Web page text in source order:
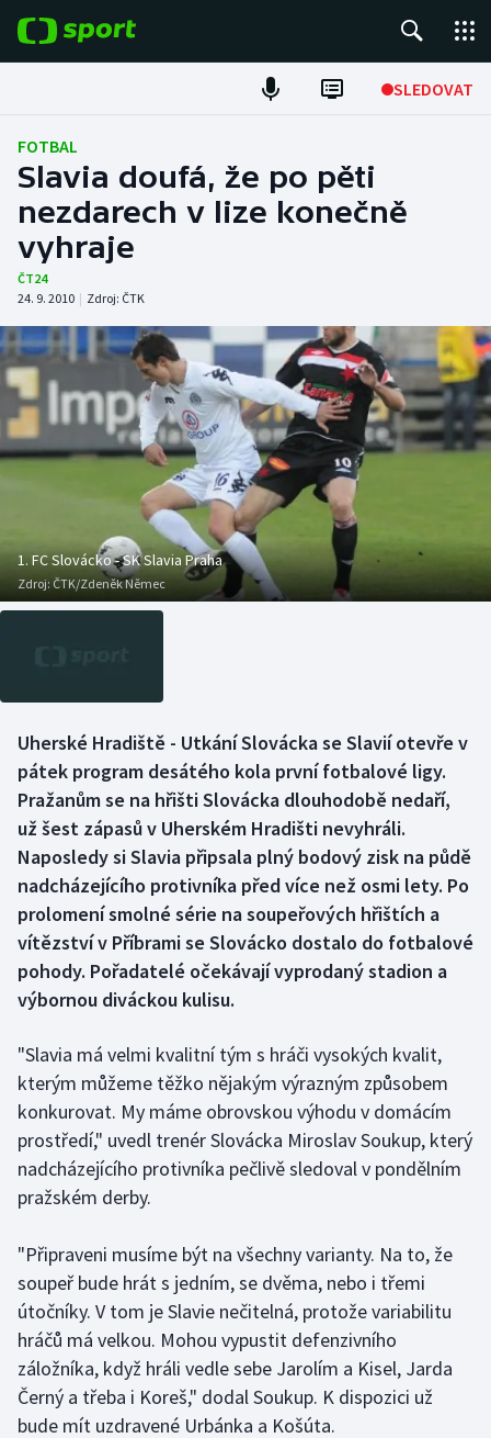
SLEDOVAT
Fotbal
Hokej
Tenis
Atletika
Cyklistika
DALŠÍ SPORTY
Americký fotbal
Baseball a softbal
Basketbal
Biatlon
Curling
Dostihy
Florbal
Futsal
Golf
Házená
Jezdectví
Judo
Krasobruslení
Lezení
Lyže a snowboard
Moderní pětiboj
NEPŘEHLÉDNĚTE
Historické návraty
Aplikace ČT sport
FOTBAL
Slavia doufá, že po pěti
nezdarech v lize konečně
vyhraje
ČT24
24. 9. 2010 | Zdroj: ČTK
1. FC Slovácko - SK Slavia Praha
Zdroj: ČTK/Zdeněk Němec
Uherské Hradiště - Utkání Slovácka se Slavií otevře v
pátek program desátého kola první fotbalové ligy.
Pražanům se na hřišti Slovácka dlouhodobě nedaří,
už šest zápasů v Uherském Hradišti nevyhráli.
Naposledy si Slavia připsala plný bodový zisk na půdě
nadcházejícího protivníka před více než osmi lety. Po
prolomení smolné série na soupeřových hřištích a
vítězství v Příbrami se Slovácko dostalo do fotbalové
pohody. Pořadatelé očekávají vyprodaný stadion a
výbornou diváckou kulisu.
"Slavia má velmi kvalitní tým s hráči vysokých kvalit,
kterým můžeme těžko nějakým výrazným způsobem
konkurovat. My máme obrovskou výhodu v domácím
prostředí," uvedl trenér Slovácka Miroslav Soukup, který
nadcházejícího protivníka pečlivě sledoval v pondělním
pražském derby.
"Připraveni musíme být na všechny varianty. Na to, že
soupeř bude hrát s jedním, se dvěma, nebo i třemi
útočníky. V tom je Slavie nečitelná, protože variabilitu
hráčů má velkou. Mohou vypustit defenzivního
záložníka, když hráli vedle sebe Jarolím a Kisel, Jarda
Černý a třeba i Koreš," dodal Soukup. K dispozici už
bude mít uzdravené Urbánka a Košúta.